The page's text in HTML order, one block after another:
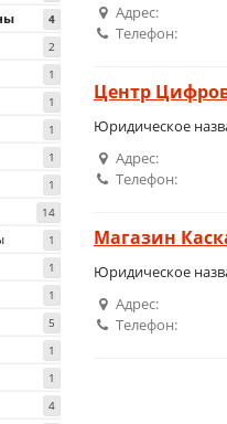
4
2
1
1
1
1
1
14
1
1
1
5
1
1
4
Адрес:
Телефон:
Центр
Юридическое
Адрес:
Телефон:
Магазин
Юридическое
Адрес:
Телефон: